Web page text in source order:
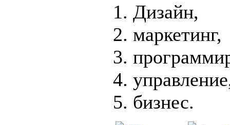
Дизайн,
маркетинг,
бизнес.